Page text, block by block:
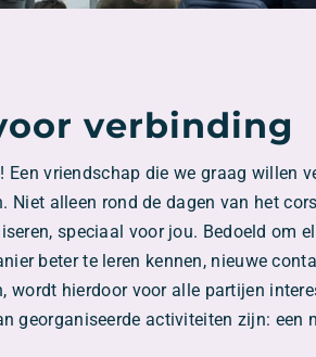
verbinding
vriendschap die we graag willen
Niet alleen rond de dagen van het
speciaal voor jou. Bedoeld om
beter te leren kennen, nieuwe
hierdoor voor alle partijen
georganiseerde activiteiten zijn: een